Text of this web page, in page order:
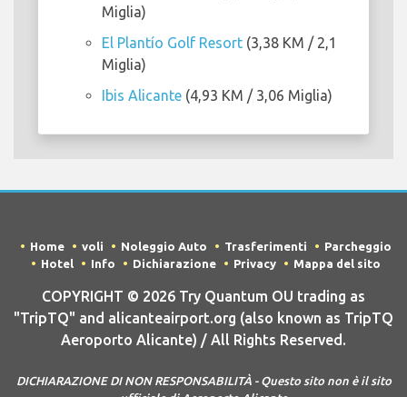
Miglia)
El Plantío Golf Resort (3,38 KM / 2,1
Miglia)
Ibis Alicante (4,93 KM / 3,06 Miglia)
Home voli Noleggio Auto Trasferimenti
Parcheggio
Hotel
Info Dichiarazione Privacy Mappa del sito
COPYRIGHT © 2026 Try Quantum OU trading as
"TripTQ" and alicanteairport.org (also known as TripTQ
Aeroporto Alicante) / All Rights Reserved.
DICHIARAZIONE DI NON RESPONSABILITÀ - Questo sito non è il sito